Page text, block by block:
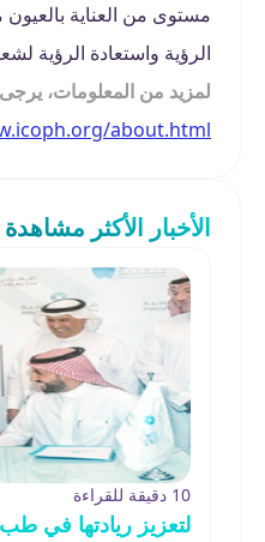
مستوى من العناية
الرؤية واستعادة الرؤية
لمزيد من المعلومات، يرجى
about.html
الأخبار الأكثر مشاهدة
10 دقيقة للقراءة
لتعزيز ريادتها في